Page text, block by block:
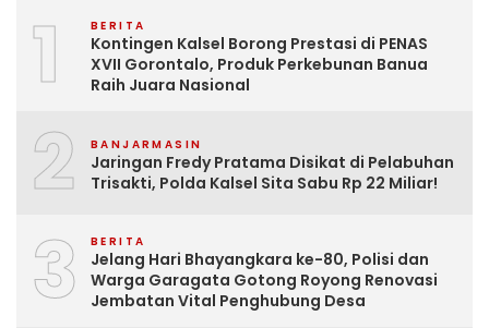
1 BERITA
Kontingen Kalsel Borong Prestasi di PENAS
XVII Gorontalo, Produk Perkebunan Banua
Raih Juara Nasional
2 BANJARMASIN
Jaringan Fredy Pratama Disikat di Pelabuhan
Trisakti, Polda Kalsel Sita Sabu Rp 22 Miliar!
3 BERITA
Jelang Hari Bhayangkara ke-80, Polisi dan
Warga Garagata Gotong Royong Renovasi
Jembatan Vital Penghubung Desa